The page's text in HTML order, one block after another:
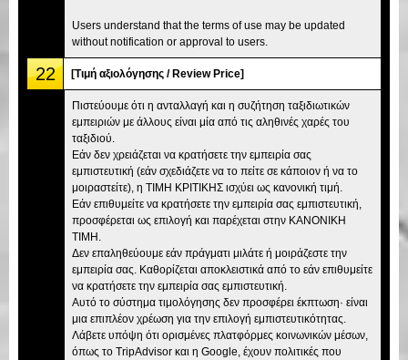
Users understand that the terms of use may be updated
without notification or approval to users.
22 [Τιμή αξιολόγησης / Review Price]
Πιστεύουμε ότι η ανταλλαγή και η συζήτηση ταξιδιωτικών
εμπειριών με άλλους είναι μία από τις αληθινές χαρές του
ταξιδιού.
Εάν δεν χρειάζεται να κρατήσετε την εμπειρία σας
εμπιστευτική (εάν σχεδιάζετε να το πείτε σε κάποιον ή να το
μοιραστείτε), η ΤΙΜΗ ΚΡΙΤΙΚΗΣ ισχύει ως κανονική τιμή.
Εάν επιθυμείτε να κρατήσετε την εμπειρία σας εμπιστευτική,
προσφέρεται ως επιλογή και παρέχεται στην ΚΑΝΟΝΙΚΗ
ΤΙΜΗ.
Δεν επαληθεύουμε εάν πράγματι μιλάτε ή μοιράζεστε την
εμπειρία σας. Καθορίζεται αποκλειστικά από το εάν επιθυμείτε
να κρατήσετε την εμπειρία σας εμπιστευτική.
Αυτό το σύστημα τιμολόγησης δεν προσφέρει έκπτωση· είναι
μια επιπλέον χρέωση για την επιλογή εμπιστευτικότητας.
Λάβετε υπόψη ότι ορισμένες πλατφόρμες κοινωνικών μέσων,
όπως το TripAdvisor και η Google, έχουν πολιτικές που